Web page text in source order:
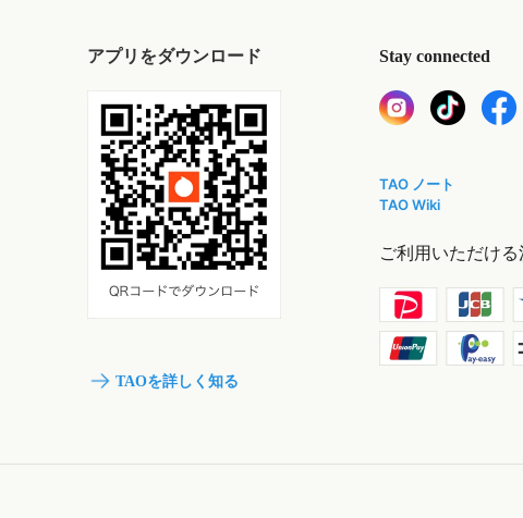
アプリをダウンロード
TAOを詳しく知る
Stay connected
TAO ノート
TAO Wiki
ご利用いただけ